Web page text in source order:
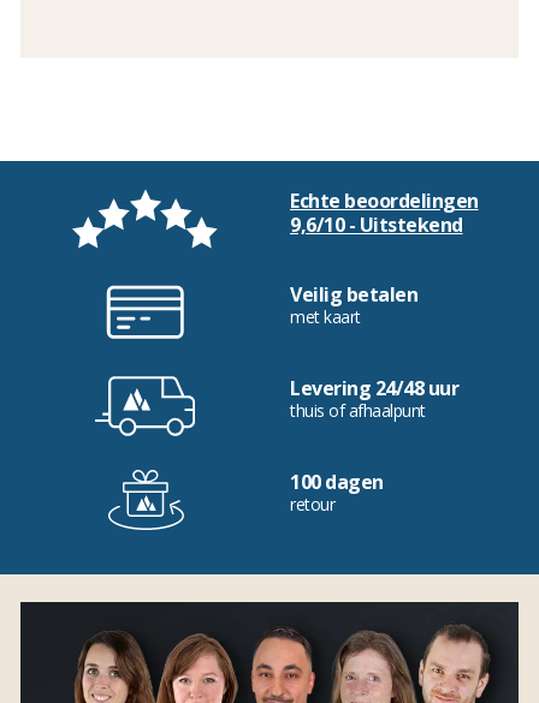
Echte beoordelingen
9,6/10 - Uitstekend
Veilig betalen
met kaart
Levering 24/48 uur
thuis of afhaalpunt
100 dagen
retour